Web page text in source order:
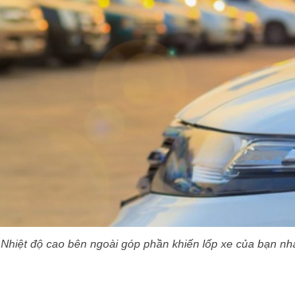
Nhiệt độ cao bên ngoài góp phần khiến lốp xe của bạn